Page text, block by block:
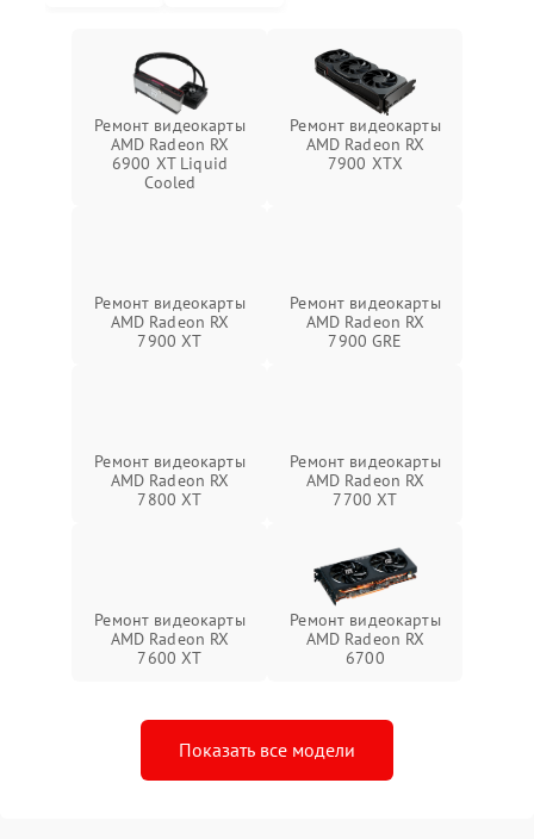
Ремонт видеокарты
AMD Radeon RX
6900 XT Liquid
Cooled
Ремонт видеокарты
AMD Radeon RX
7900 XTX
Ремонт видеокарты
AMD Radeon RX
7900 XT
Ремонт видеокарты
AMD Radeon RX
7900 GRE
Ремонт видеокарты
AMD Radeon RX
7800 XT
Ремонт видеокарты
AMD Radeon RX
7700 XT
Ремонт видеокарты
AMD Radeon RX
7600 XT
Ремонт видеокарты
AMD Radeon RX
6700
Показать все модели